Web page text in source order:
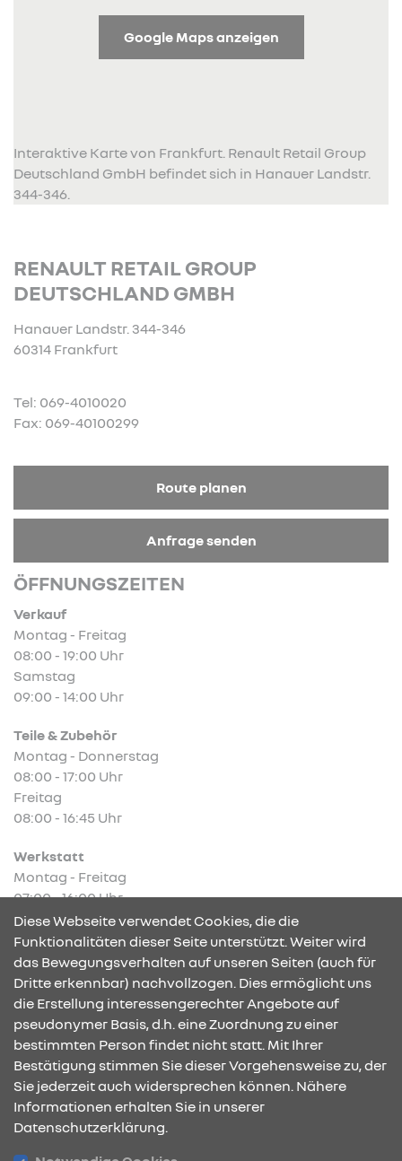
Google Maps anzeigen
Interaktive Karte von Frankfurt. Renault Retail Group
Deutschland GmbH befindet sich in Hanauer Landstr.
344-346.
RENAULT RETAIL GROUP
DEUTSCHLAND GMBH
Hanauer Landstr. 344-346
60314 Frankfurt
Tel: 069-4010020
Fax: 069-40100299
Route planen
Anfrage senden
ÖFFNUNGSZEITEN
Verkauf
Montag - Freitag
08:00 - 19:00 Uhr
Samstag
09:00 - 14:00 Uhr
Teile & Zubehör
Montag - Donnerstag
08:00 - 17:00 Uhr
Freitag
08:00 - 16:45 Uhr
Werkstatt
Montag - Freitag
07:00 - 16:00 Uhr
KONTAKT & ANFAHRT
ÖFFNUNGSZEITEN
Diese Webseite verwendet Cookies, die die
Funktionalitäten dieser Seite unterstützt. Weiter wird
das Bewegungsverhalten auf unseren Seiten (auch für
Dritte erkennbar) nachvollzogen. Dies ermöglicht uns
die Erstellung interessengerechter Angebote auf
pseudonymer Basis, d.h. eine Zuordnung zu einer
bestimmten Person findet nicht statt. Mit Ihrer
Bestätigung stimmen Sie dieser Vorgehensweise zu, der
Sie jederzeit auch widersprechen können. Nähere
Informationen erhalten Sie in unserer
Datenschutzerklärung.